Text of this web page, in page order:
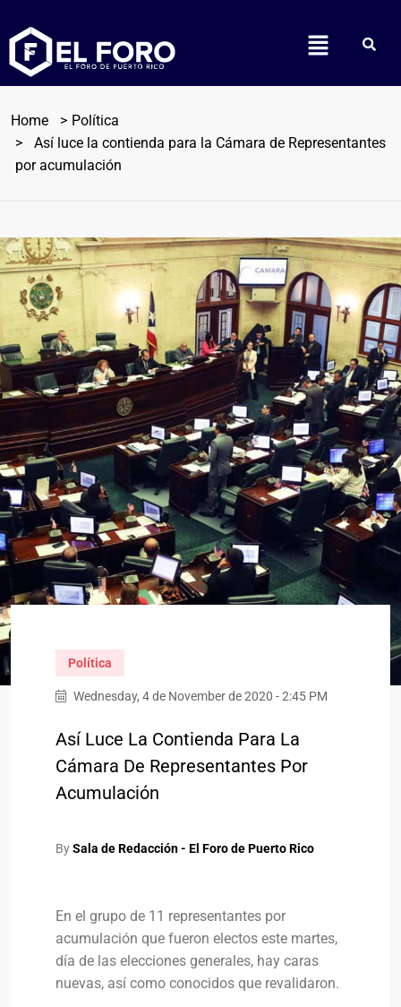
Home
Política
Así luce la contienda para la Cámara de Representantes
por acumulación
Política
Wednesday, 4 de November de 2020 - 2:45 PM
Así Luce La Contienda Para La
Cámara De Representantes Por
Acumulación
BySala de Redacción - El Foro de Puerto Rico
En el grupo de 11 representantes por
acumulación que fueron electos este martes,
día de las elecciones generales, hay caras
nuevas, así como conocidos que revalidaron.